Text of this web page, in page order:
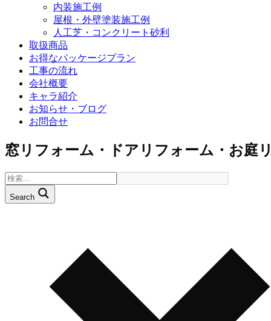
内装施工例
屋根・外壁塗装施工例
人工芝・コンクリート砂利
取扱商品
お得なパッケージプラン
工事の流れ
会社概要
キャラ紹介
お知らせ・ブログ
お問合せ
窓リフォーム・ドアリフォーム・お庭
Search